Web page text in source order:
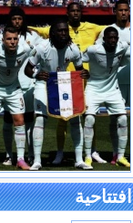
افتتاحية